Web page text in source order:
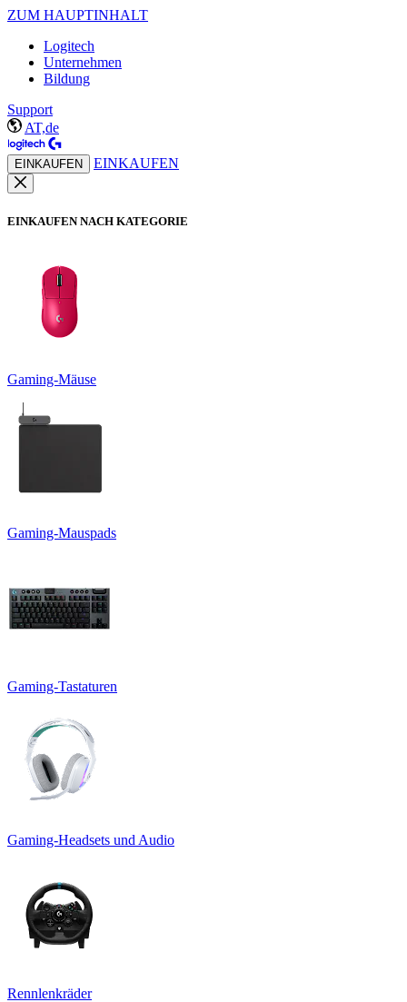
ZUM HAUPTINHALT
Logitech
Unternehmen
Bildung
Support
AT,de
EINKAUFEN EINKAUFEN
EINKAUFEN NACH KATEGORIE
Gaming-Mäuse
Gaming-Mauspads
Gaming-Tastaturen
Gaming-Headsets und Audio
Rennlenkräder